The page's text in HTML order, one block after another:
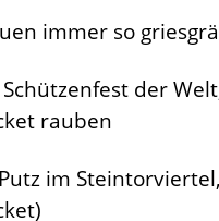
immer so
Schützenfest der
rauben
im